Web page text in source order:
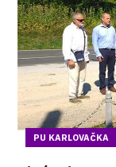
PU KARLOVAČKA